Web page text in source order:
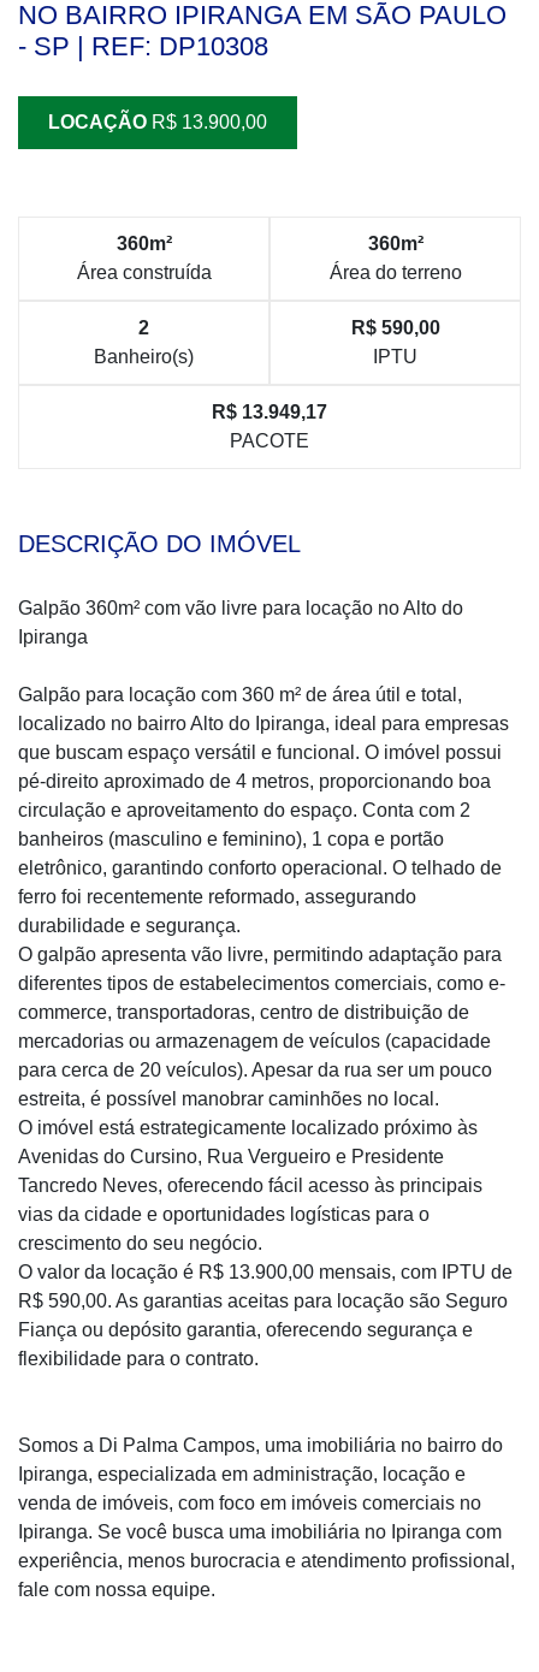
NO BAIRRO IPIRANGA EM SÃO PAULO
- SP | REF: DP10308
LOCAÇÃO R$ 13.900,00
360m²
Área construída
360m²
Área do terreno
2
Banheiro(s)
R$ 590,00
IPTU
R$ 13.949,17
PACOTE
DESCRIÇÃO DO IMÓVEL
Galpão 360m² com vão livre para locação no Alto do
Ipiranga
Galpão para locação com 360 m² de área útil e total,
localizado no bairro Alto do Ipiranga, ideal para empresas
que buscam espaço versátil e funcional. O imóvel possui
pé-direito aproximado de 4 metros, proporcionando boa
circulação e aproveitamento do espaço. Conta com 2
banheiros (masculino e feminino), 1 copa e portão
eletrônico, garantindo conforto operacional. O telhado de
ferro foi recentemente reformado, assegurando
durabilidade e segurança.
O galpão apresenta vão livre, permitindo adaptação para
diferentes tipos de estabelecimentos comerciais, como e-
commerce, transportadoras, centro de distribuição de
mercadorias ou armazenagem de veículos (capacidade
para cerca de 20 veículos). Apesar da rua ser um pouco
estreita, é possível manobrar caminhões no local.
O imóvel está estrategicamente localizado próximo às
Avenidas do Cursino, Rua Vergueiro e Presidente
Tancredo Neves, oferecendo fácil acesso às principais
vias da cidade e oportunidades logísticas para o
crescimento do seu negócio.
O valor da locação é R$ 13.900,00 mensais, com IPTU de
R$ 590,00. As garantias aceitas para locação são Seguro
Fiança ou depósito garantia, oferecendo segurança e
flexibilidade para o contrato.
Somos a Di Palma Campos, uma imobiliária no bairro do
Ipiranga, especializada em administração, locação e
venda de imóveis, com foco em imóveis comerciais no
Ipiranga. Se você busca uma imobiliária no Ipiranga com
experiência, menos burocracia e atendimento profissional,
fale com nossa equipe.